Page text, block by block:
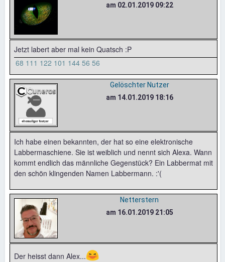
am 02.01.2019 09:22
Jetzt labert aber mal kein Quatsch :P
68 111 122 101 144 56 56
Gelöschter Nutzer
am 14.01.2019 18:16
Ich habe einen bekannten, der hat so eine elektronische
Labbermaschiene. Sie ist weiblich und nennt sich Alexa. Wann
kommt endlich das männliche Gegenstück? Ein Labbermat mit
den schön klingenden Namen Labbermann. :'(
Netterstern
am 16.01.2019 21:05
Der heisst dann Alex...😆